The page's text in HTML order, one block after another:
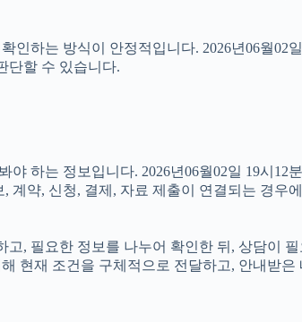
하는 방식이 안정적입니다. 2026년06월02
단할 수 있습니다.
하는 정보입니다. 2026년06월02일 19시
약, 신청, 결제, 자료 제출이 연결되는 경우
, 필요한 정보를 나누어 확인한 뒤, 상담이
현재 조건을 구체적으로 전달하고, 안내받